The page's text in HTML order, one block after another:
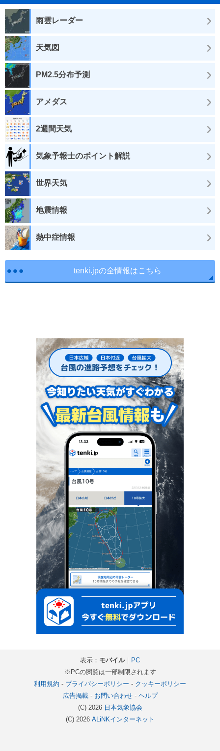
雨雲レーダー
天気図
PM2.5分布予測
アメダス
2週間天気
気象予報士のポイント解説
世界天気
地震情報
熱中症情報
tenki.jpの全情報はこちら
表示： モバイル｜
PC
※PCの閲覧は一部制限されます
利用規約 - プライバシーポリシー - クッキーポリシー
広告掲載- お問い合わせ- ヘルプ
(C) 2026 日本気象協会
(C) 2026 ALiNKインターネット